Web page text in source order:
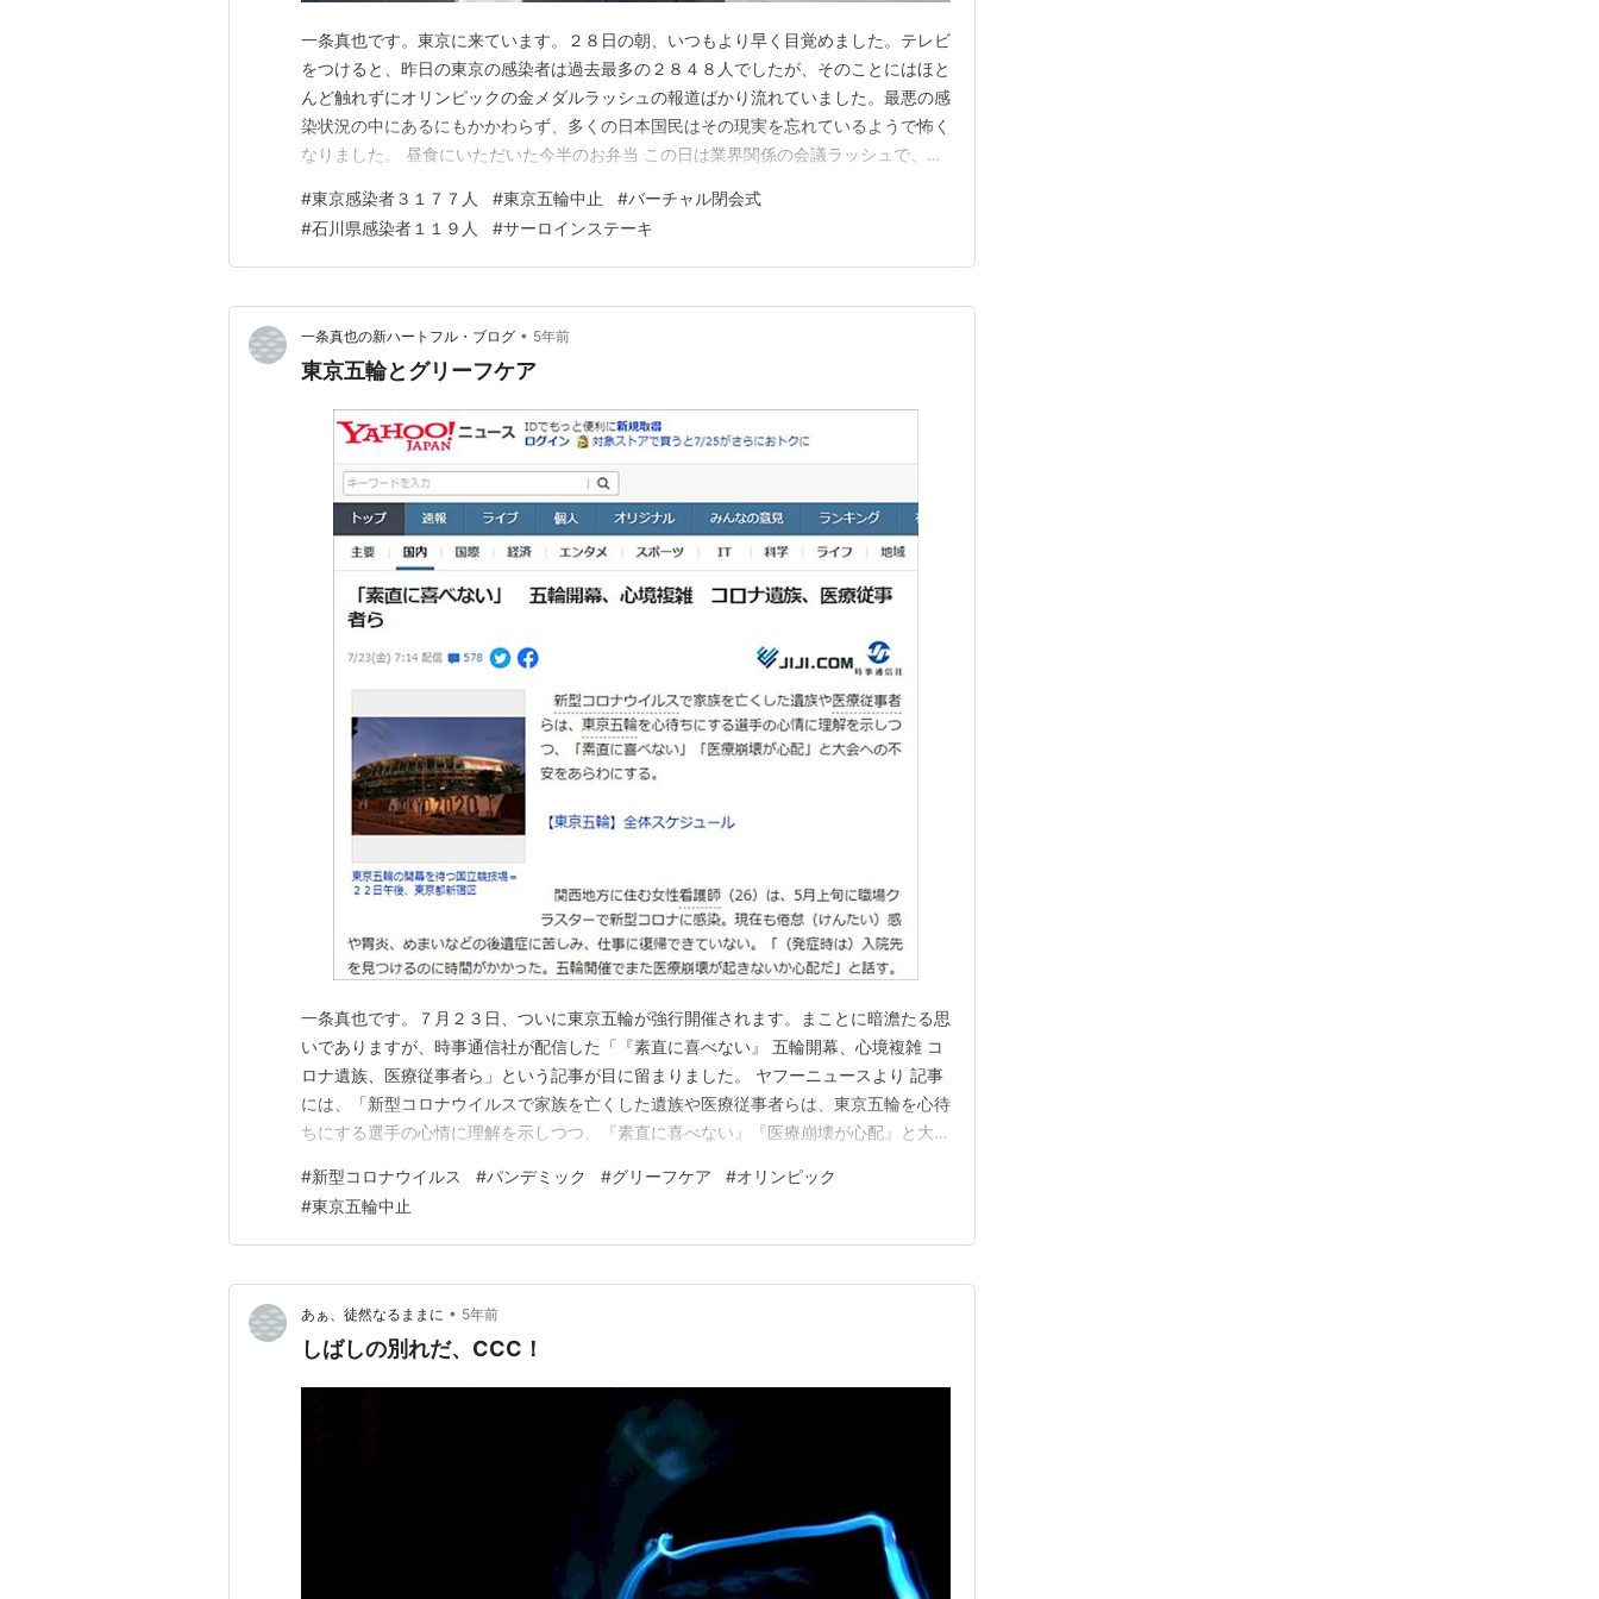
一条真也です。東京に来ています。２８日の朝、いつもより早く目覚めました。テレビ
をつけると、昨日の東京の感染者は過去最多の２８４８人でしたが、そのことにはほと
んど触れずにオリンピックの金メダルラッシュの報道ばかり流れていました。最悪の感
染状況の中にあるにもかかわらず、多くの日本国民はその現実を忘れているようで怖く
なりました。 昼食にいただいた今半のお弁当 この日は業界関係の会議ラッシュで、ス
に始まって、１１時から全互協の正副会長会議、１３時から同理事会、１５時から冠婚
葬祭文化振興財団の理事会、１５時４０分から冠婚葬祭互…
#東京感染者３１７７人 #東京五輪中止 #バーチャル閉会式
#石川県感染者１１９人 #サーロインステーキ
一条真也の新ハートフル・ブログ • 5年前
東京五輪とグリーフケア
一条真也です。７月２３日、ついに東京五輪が強行開催されます。まことに暗澹たる思
いでありますが、時事通信社が配信した「『素直に喜べない』 五輪開幕、心境複雑 コ
ロナ遺族、医療従事者ら」という記事が目に留まりました。 ヤフーニュースより 記事
には、「新型コロナウイルスで家族を亡くした遺族や医療従事者らは、東京五輪を心待
ちにする選手の心情に理解を示しつつ、『素直に喜べない』『医療崩壊が心配』と大会
都内に住む５０代の女性の「直後はあまり実感がなかったが、最近になって喪失感を感
じる」というコメントなどを紹介しています。東京五輪…
#新型コロナウイルス #パンデミック #グリーフケア #オリンピック
#東京五輪中止
あぁ、徒然なるままに • 5年前
しばしの別れだ、CCC！